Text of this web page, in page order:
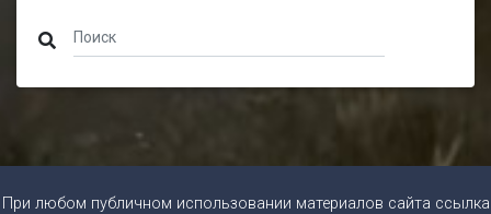
При любом публичном использовании материалов сайта ссылка